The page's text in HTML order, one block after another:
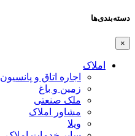
دسته‌بندی‌ها
×
املاک
اجاره اتاق و پانسیون
زمین و باغ
ملک صنعتی
مشاور املاک
ویلا